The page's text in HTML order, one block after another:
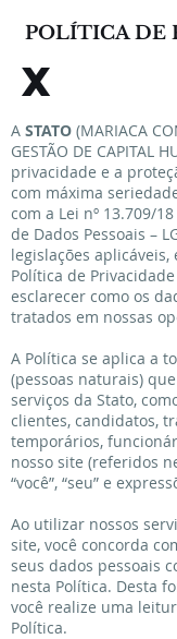
POLÍTICA DE
X
A STATO (MARIACA
GESTÃO DE CAPITAL
privacidade e a
com máxima
com a Lei nº 13.709/
de Dados Pessoais –
legislações aplicáveis,
Política de Privacidade
esclarecer como os
tratados em nossas
A Política se aplica a
(pessoas naturais)
serviços da Stato,
clientes, candidatos,
temporários,
nosso site (referidos
“você”, “seu” e
Ao utilizar nossos
site, você concorda
seus dados pessoais
nesta Política. Desta
você realize uma
Política.